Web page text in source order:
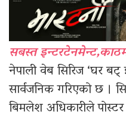
सबस्त
नेपाली वेब सिरिज ‘घर
सार्वजनिक गरिएको छ ।
बिमलेश अधिकारीले